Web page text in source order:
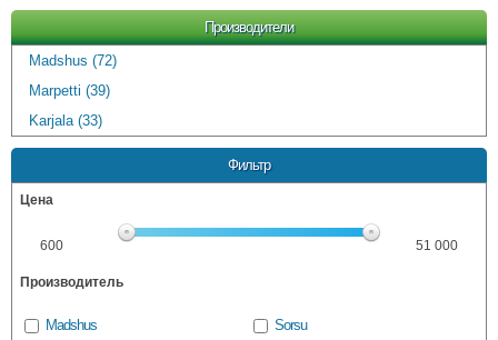
Производители
Madshus (72)
Marpetti (39)
Karjala (33)
Фильтр
Цена
600 51 000
Производитель
Madshus
Sorsu